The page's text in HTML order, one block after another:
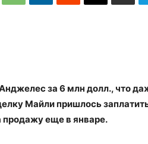
за 6 млн долл., что
Майли пришлось
еще в январе.